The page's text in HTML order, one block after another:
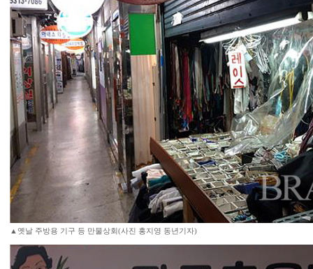
▲옛날 주방용 기구 등 만물상회(사진 홍지영 동년기자)